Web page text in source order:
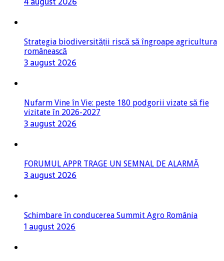
Strategia biodiversității riscă să îngroape agricultura
românească
3 august 2026
Nufarm Vine în Vie: peste 180 podgorii vizate să fie
vizitate în 2026-2027
3 august 2026
FORUMUL APPR TRAGE UN SEMNAL DE ALARMĂ
3 august 2026
Schimbare în conducerea Summit Agro România
1 august 2026